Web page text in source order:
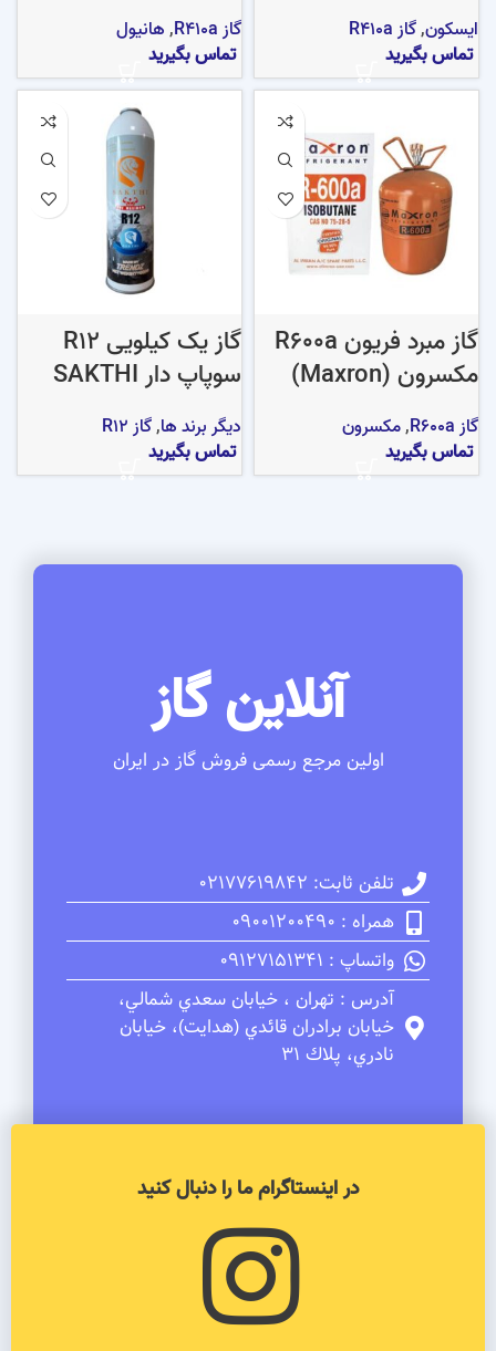
ایسکون,گاز R410a
تماس بگیرید
گاز R410a ,هانیول
تماس بگیرید
گاز مبرد فریون R600a
مکسرون (Maxron)
گاز R600a ,مکسرون
تماس بگیرید
گاز یک کیلویی R12
سوپاپ دار SAKTHI
دیگر برند ها,گاز R12
تماس بگیرید
آنلاین گاز
اولین مرجع رسمی فروش گاز در ایران
تلفن ثابت: 02177619842
همراه : 09001200490
واتساپ : 09127151341
آدرس : تهران ، خيابان سعدي شمالي،
خيابان برادران قائدي (هدايت)، خيابان
نادري، پلاك 31
در اینستاگرام ما را دنبال کنید